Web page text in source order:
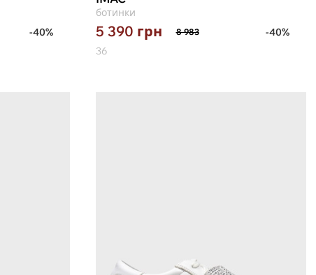
-40%
ботинки
5 390 грн 8 983
-40%
36